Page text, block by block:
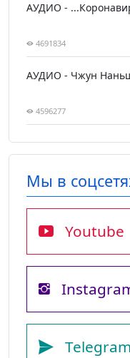
АУДИО -
4691834
АУДИО - Чжун
4596277
Мы в
Youtube
Telegram